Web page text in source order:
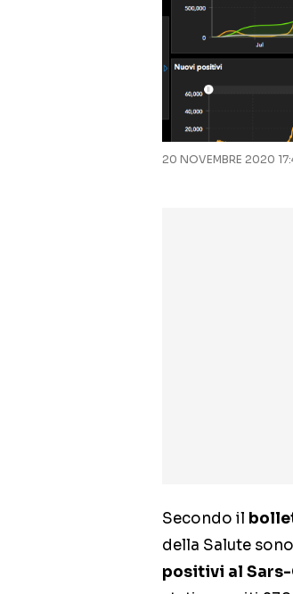
20 NOVEMBRE 2020
Secondo il
della Salute sono
positivi al